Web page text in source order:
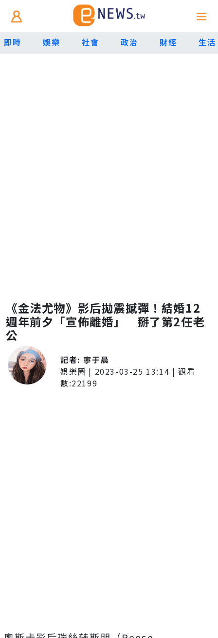
即時 娛樂 社會 政治 財經 生活
《金法尤物》影后拋震撼彈！結婚12
週年前夕「宣佈離婚」 掰了第2任老
公
記者: 寧于晨
娛樂圈 | 2023-03-25 13:14 | 觀看
數:22199